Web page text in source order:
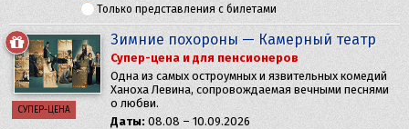
Только представления с билетами
СУПЕР-ЦЕНА
Зимние похороны — Камерный театр
Супер-цена и для пенсионеров
Одна из самых остроумных и язвительных комедий
Ханоха Левина, сопровождаемая вечными песнями
о любви.
Даты: 08.08 – 10.09.2026